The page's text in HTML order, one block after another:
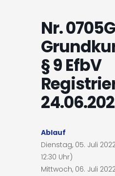
Nr.
§ 9 EfbV
Ablauf
Dienstag, 05. Juli
12:30 Uhr)
Mittwoch, 06. Juli